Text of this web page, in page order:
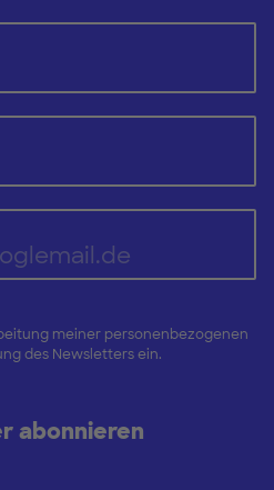
meiner personenbezogenen
des Newsletters ein.
abonnieren